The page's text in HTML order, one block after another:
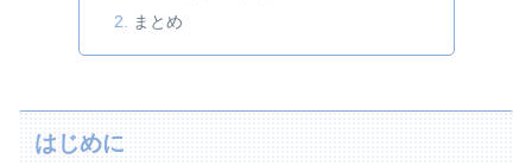
まとめ
はじめに